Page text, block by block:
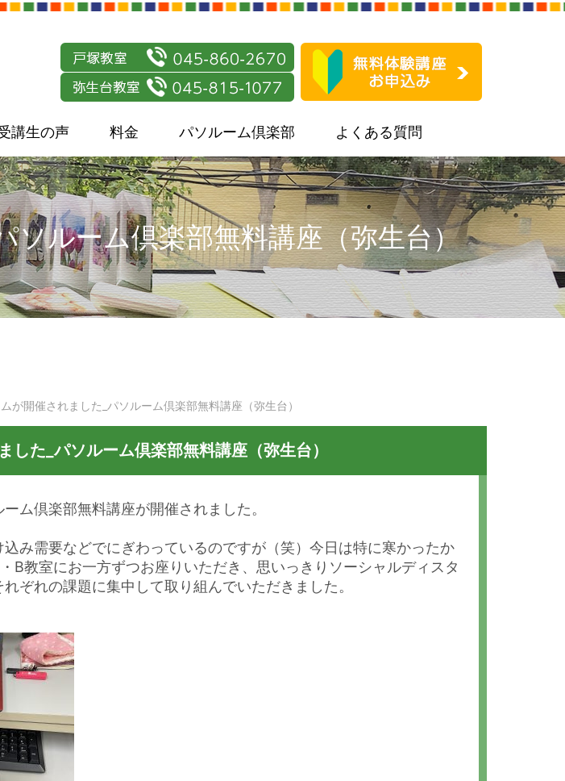
講生の声 料金 パソルーム倶楽部 よくある質問
ソルーム倶楽部無料講座（弥生台）
が開催されました_パソルーム倶楽部無料講座（弥生台）
した_パソルーム倶楽部無料講座（弥生台）
ム倶楽部無料講座が開催されました。
み需要などでにぎわっているのですが（笑）今日は特に寒かったか
B教室にお一方ずつお座りいただき、思いっきりソーシャルディスタ
ぞれの課題に集中して取り組んでいただきました。